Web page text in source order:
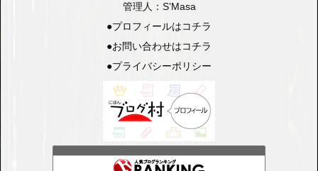
管理人：S’Masa
●プロフィールはコチラ
●お問い合わせはコチラ
●プライバシーポリシー